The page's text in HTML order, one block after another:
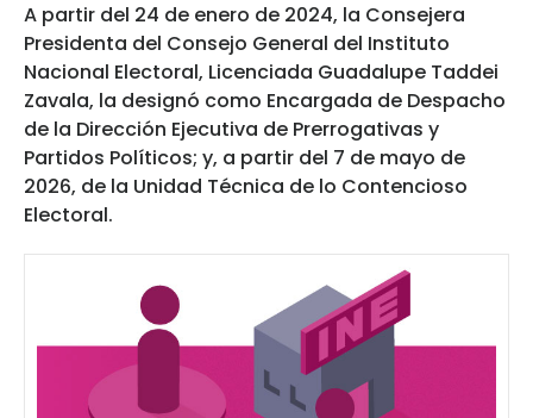
A partir del 24 de enero de 2024, la Consejera
Presidenta del Consejo General del Instituto
Nacional Electoral, Licenciada Guadalupe Taddei
Zavala, la designó como Encargada de Despacho
de la Dirección Ejecutiva de Prerrogativas y
Partidos Políticos; y, a partir del 7 de mayo de
2026, de la Unidad Técnica de lo Contencioso
Electoral.